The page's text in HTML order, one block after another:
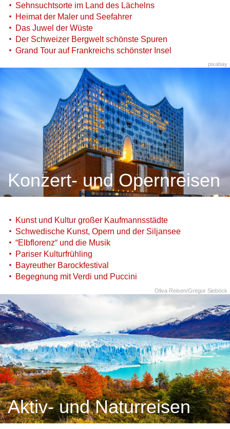
Sehnsuchtsorte im Land des Lächelns
Heimat der Maler und Seefahrer
Das Juwel der Wüste
Der Schweizer Bergwelt schönste Spuren
Grand Tour auf Frankreichs schönster Insel
Konzert- und Opernreisen
pixabay
Kunst und Kultur großer Kaufmannsstädte
Schwedische Kunst, Opern und der Siljansee
“Elbflorenz“ und die Musik
Pariser Kulturfrühling
Bayreuther Barockfestival
Begegnung mit Verdi und Puccini
Aktiv- und Naturreisen
Oliva Reisen/Gregor Sieböck